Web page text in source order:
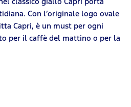
Con l’originale logo ovale
Capri, è un must per ogni
per il caffè del mattino o per la